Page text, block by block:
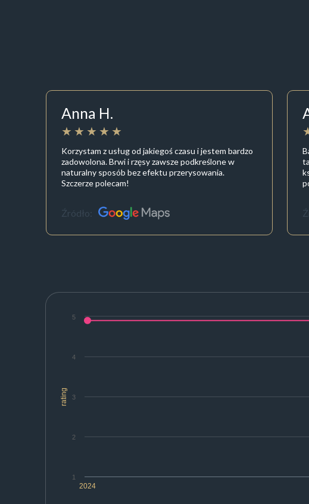
Anna H.
Korzystam z usług od jakiegoś czasu i jestem bardzo
zadowolona. Brwi i rzęsy zawsze podkreślone w
naturalny sposób bez efektu przerysowania.
Szczerze polecam!
Źródło:
rating
2024
1
2
3
4
5